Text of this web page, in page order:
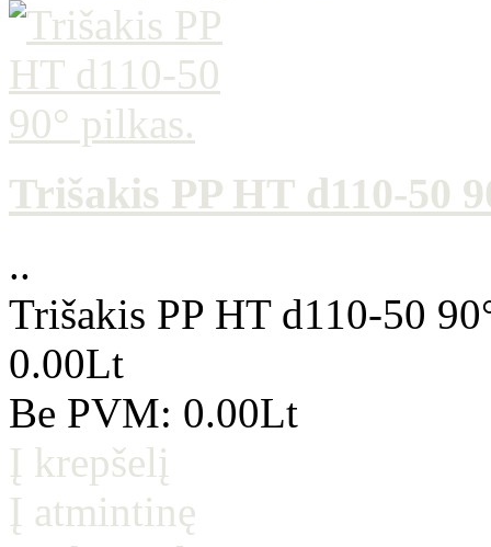
Trišakis PP HT d110-50
..
Trišakis PP HT d110-50
0.00Lt
Be PVM: 0.00Lt
Į krepšelį
Į atmintinę